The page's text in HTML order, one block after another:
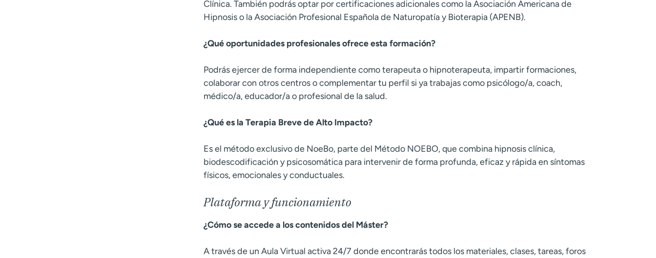
Clínica. También podrás optar por certificaciones adicionales como la Asociación Americana de
Hipnosis o la Asociación Profesional Española de Naturopatía y Bioterapia (APENB).
¿Qué oportunidades profesionales ofrece esta formación?
Podrás ejercer de forma independiente como terapeuta o hipnoterapeuta, impartir formaciones,
colaborar con otros centros o complementar tu perfil si ya trabajas como psicólogo/a, coach,
médico/a, educador/a o profesional de la salud.
¿Qué es la Terapia Breve de Alto Impacto?
Es el método exclusivo de NoeBo, parte del Método NOEBO, que combina hipnosis clínica,
biodescodificación y psicosomática para intervenir de forma profunda, eficaz y rápida en síntomas
físicos, emocionales y conductuales.
Plataforma y funcionamiento
¿Cómo se accede a los contenidos del Máster?
A través de un Aula Virtual activa 24/7 donde encontrarás todos los materiales, clases, tareas, foros